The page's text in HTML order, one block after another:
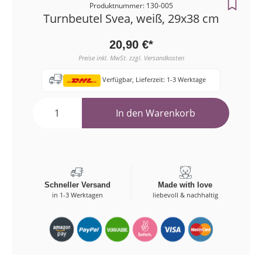
Produktnummer: 130-005
Turnbeutel Svea, weiß, 29x38 cm
20,90 €*
Preise inkl. MwSt. zzgl. Versandkosten
Verfügbar, Lieferzeit: 1-3 Werktage
In den Warenkorb
Schneller Versand
in 1-3 Werktagen
Made with love
liebevoll & nachhaltig